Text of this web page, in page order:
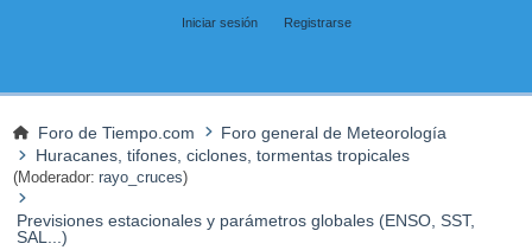
Iniciar sesión Registrarse
Foro de Tiempo.com
Foro general de Meteorología
Huracanes, tifones, ciclones, tormentas tropicales
(Moderador: rayo_cruces)
Previsiones estacionales y parámetros globales (ENSO, SST,
SAL...)